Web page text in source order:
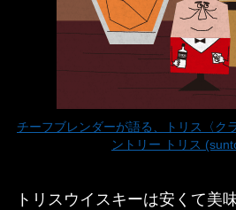
チーフブレンダーが語る、トリス〈ク
ントリー トリス
トリスウイスキーは安くて美